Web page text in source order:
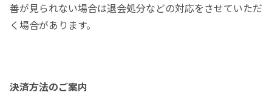
善が見られない場合は退会処分などの対応をさせていただ
く場合があります。
決済方法のご案内